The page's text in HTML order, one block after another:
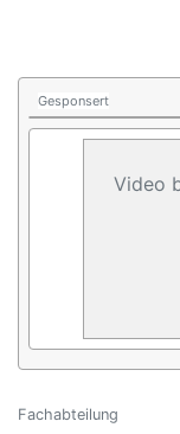
Gesponsert
Video
Fachabteilung